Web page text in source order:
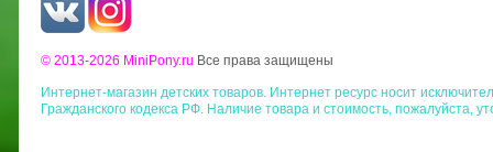
© 2013-2026 MiniPony.ru Все права защищены
Интернет-магазин детских товаров. Интернет ресурс носит
Гражданского кодекса РФ. Наличие товара и стоимость, пожалуйста,